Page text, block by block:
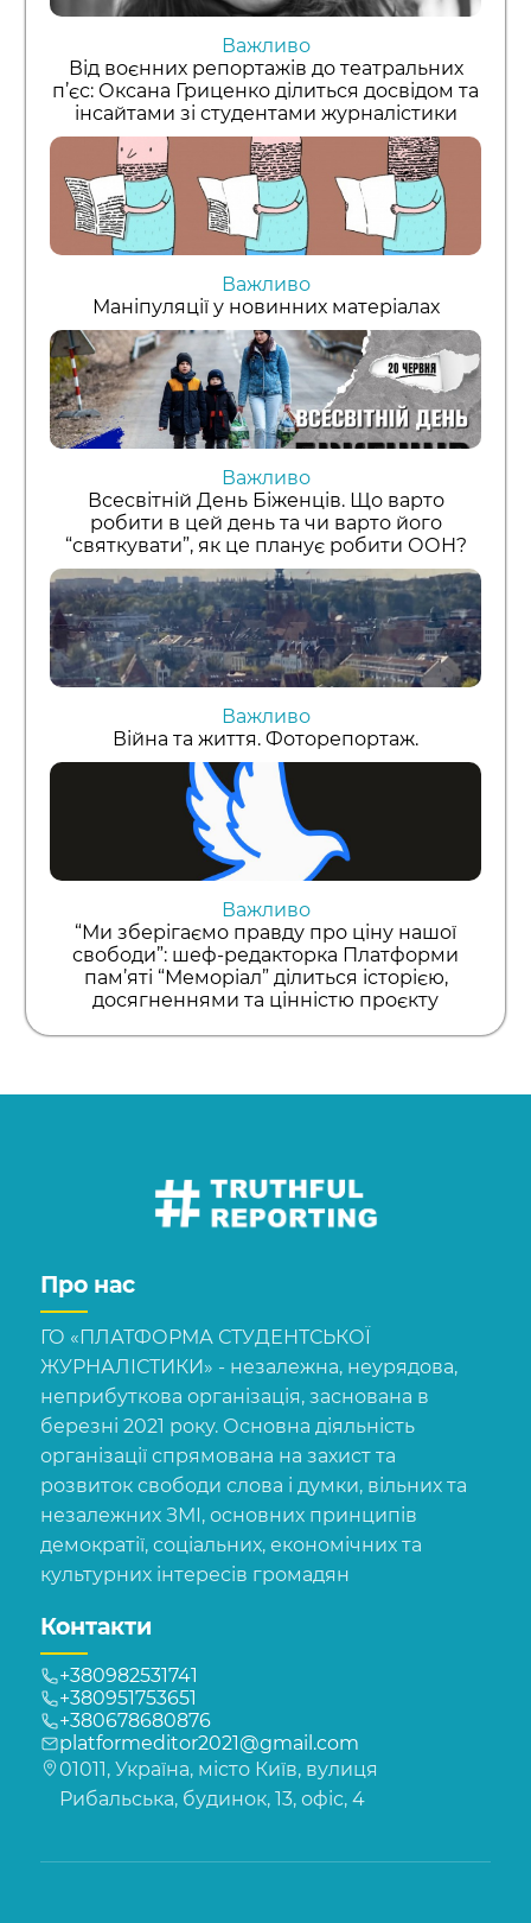
Важливо
Від воєнних репортажів до театральних
п’єс: Оксана Гриценко ділиться досвідом та
інсайтами зі студентами журналістики
Важливо
Маніпуляції у новинних матеріалах
Важливо
Всесвітній День Біженців. Що варто
робити в цей день та чи варто його
“святкувати”, як це планує робити ООН?
Важливо
Війна та життя. Фоторепортаж.
Важливо
“Ми зберігаємо правду про ціну нашої
свободи”: шеф-редакторка Платформи
пам’яті “Меморіал” ділиться історією,
досягненнями та цінністю проєкту
Про нас
ГО «ПЛАТФОРМА СТУДЕНТСЬКОЇ
ЖУРНАЛІСТИКИ» - незалежна, неурядова,
неприбуткова організація, заснована в
березні 2021 року. Основна діяльність
організації спрямована на захист та
розвиток свободи слова і думки, вільних та
незалежних ЗМІ, основних принципів
демократії, соціальних, економічних та
культурних інтересів громадян
Контакти
+380982531741
+380951753651
+380678680876
platformeditor2021@gmail.com
01011, Україна, місто Київ, вулиця
Рибальська, будинок, 13, офіс, 4